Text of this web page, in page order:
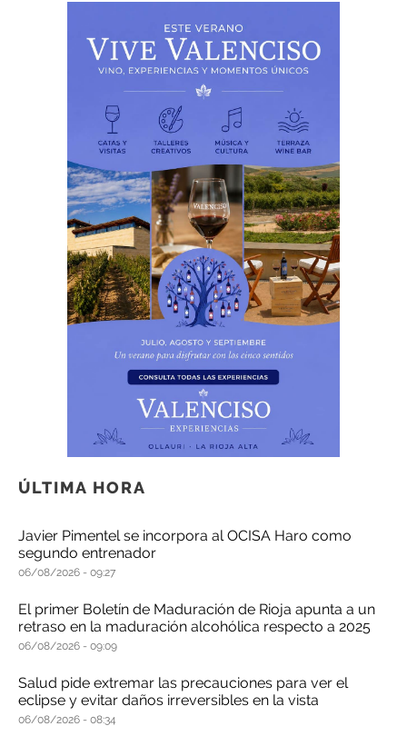
ÚLTIMA HORA
Javier Pimentel se incorpora al OCISA Haro como
segundo entrenador
06/08/2026 09:27
El primer Boletín de Maduración de Rioja apunta a un
retraso en la maduración alcohólica respecto a 2025
06/08/2026 09:09
Salud pide extremar las precauciones para ver el
eclipse y evitar daños irreversibles en la vista
06/08/2026 08:34